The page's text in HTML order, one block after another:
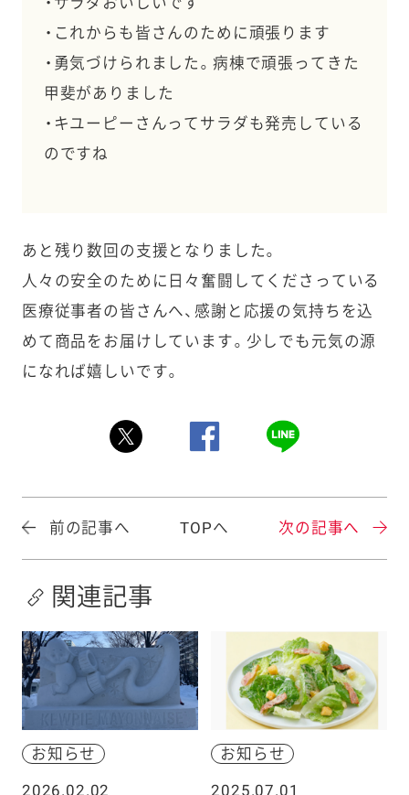
・これからも皆さんのために頑張ります
・勇気づけられました。病棟で頑張ってきた
甲斐がありました
・キユーピーさんってサラダも発売している
のですね
あと残り数回の支援となりました。
人々の安全のために日々奮闘してくださっている
医療従事者の皆さんへ、感謝と応援の気持ちを込
めて商品をお届けしています。少しでも元気の源
になれば嬉しいです。
前の記事へ TOPへ 次の記事へ
関連記事
お知らせ
2026.02.02
お知らせ
2025.07.01